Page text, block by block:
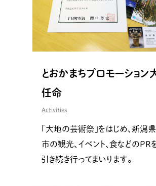
とおかまちプロモーション
任命
Activities
「大地の芸術祭」をはじめ、新潟
市の観光、イベント、食などのPR
引き続き行ってまいります。